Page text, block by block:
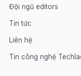
Đội ngũ editors
Tin tức
Liên hệ
Tin công nghệ